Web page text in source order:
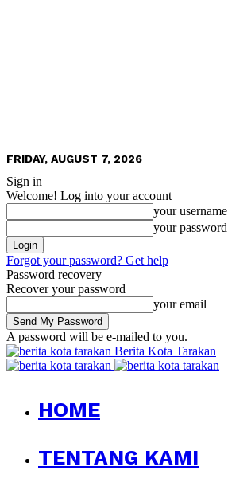
FRIDAY, AUGUST 7, 2026
Sign in
Welcome! Log into your account
your username
your password
Forgot your password? Get help
Password recovery
Recover your password
your email
A password will be e-mailed to you.
Berita Kota Tarakan
HOME
TENTANG KAMI